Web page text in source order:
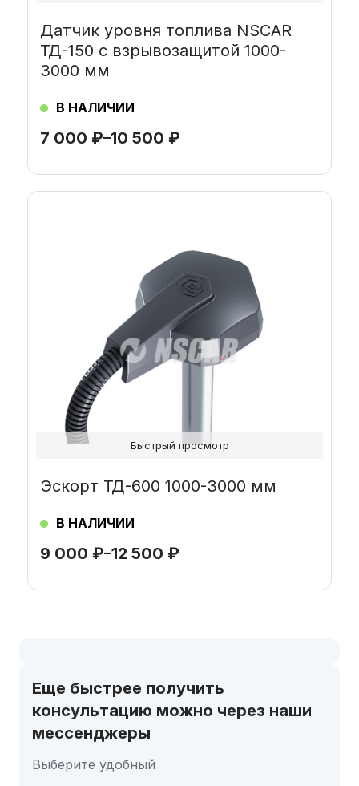
7 000 ₽–10 500 ₽
Датчик уровня топлива NSCAR
ТД-150 с взрывозащитой 1000-
3000 мм
В НАЛИЧИИ
9 000 ₽–12 500 ₽
Эскорт ТД-600 1000-3000 мм
В НАЛИЧИИ
имеет
несколько
вариаций.
Опции
можно
выбрать
Быстрый просмотр
Еще быстрее получить
консультацию можно через наши
мессенджеры
Выберите удобный